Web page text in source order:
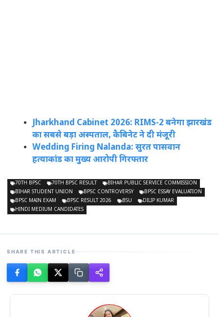
Jharkhand Cabinet 2026: RIMS-2 बनेगा झारखंड
का सबसे बड़ा अस्पताल, कैबिनेट ने दी मंजूरी
Wedding Firing Nalanda: सुरत पासवान
हत्याकांड का मुख्य आरोपी गिरफ्तार
70TH BPSC 70TH BPSC RESULT
BIHAR PUBLIC SERVICE COMMISSION
BIHAR STUDENT UNION
BPSC CONTROVERSY
BPSC ESSAY EVALUATION
BPSC MAIN EXAM
BPSC RESULT 2026 BSU
DILIP KUMAR
HINDI MEDIUM CANDIDATES
SHARE THIS ARTICLE